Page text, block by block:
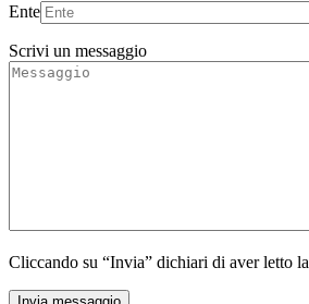
Ente
Scrivi un messaggio
Cliccando su “Invia” dichiari di aver letto la